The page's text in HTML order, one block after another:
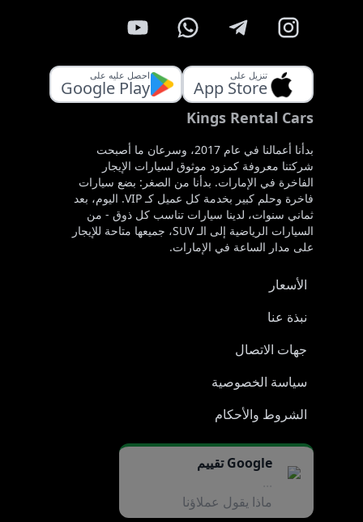
تنزيل على
App Store
احصل عليه على
Google Play
Kings Rental Cars
بدأنا أعمالنا في عام 2017، وسرعان ما أصبحت
شركتنا معروفة كمزود موثوق لسيارات الإيجار
الفاخرة في الإمارات. بدأنا من الصغر: بضع سيارات
فاخرة وحلم كبير بخدمة كل عميل كـ VIP. اليوم، بعد
ثماني سنوات، لدينا سيارات تناسب كل ذوق - من
السيارات الرياضية إلى الـ SUV، جميعها متاحة للإيجار
على مدار الساعة في الإمارات.
الأسعار
نبذة عنا
جهات الاتصال
سياسة الخصوصية
الشروط والأحكام
Google تقييم
ماذا يقول عملاؤنا